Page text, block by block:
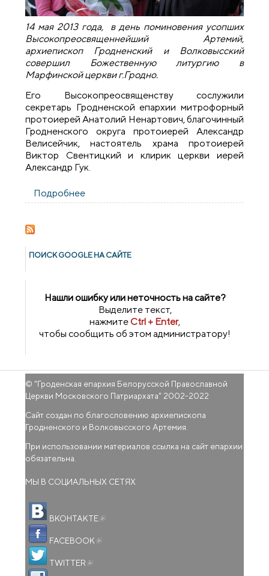
14 мая 2013 года, в день поминовения усопших
Высокопреосвященнейший Артемий,
архиепископ Гродненский и Волковысский
совершил Божественную литургию в
Марфинской церкви г.Гродно.
Его Высокопреосвященству сослужили
секретарь Гродненской епархии митрофорный
протоиерей Анатолий Ненартович, благочинный
Гродненского округа протоиерей Александр
Велисейчик, настоятель храма протоиерей
Виктор Свентицкий и клирик церкви иерей
Александр Гук.
Подробнее
совершил литургию в кладбищенской
ПОИСК GOОGLE НА САЙТЕ
Нашли ошибку или неточность на сайте?
Выделите текст,
нажмитеCtrl + Enter,
чтобы сообщить об этом администратору!
© "Гроденская епархия Белорусской Православной
Церкви Московского Патриархата" 2002-2022
Сайт создан по благословению архиепископа
Гродненского и Волковысского Артемия.
При использовании материалов ссылка на сайт епархии
обязательна.
МЫ В СОЦИАЛЬНЫХ СЕТЯХ
ВКОНТАКТЕ
FACEBOOK
TWITTER